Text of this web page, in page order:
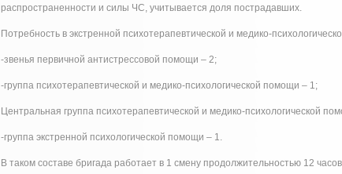
распространенности и силы ЧС, учитывается доля пострадавших.
Потребность в экстренной психотерапевтической и медико-
-звенья первичной антистрессовой помощи – 2;
-группа психотерапевтической и медико-психологической помощи – 1;
Центральная группа психотерапевтической и медико-психологической
-группа экстренной психологической помощи – 1.
В таком составе бригада работает в 1 смену продолжительностью 12